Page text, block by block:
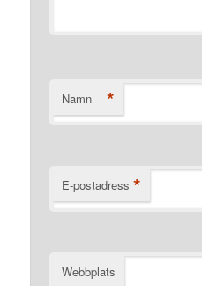
Namn *
E-postadress *
Webbplats